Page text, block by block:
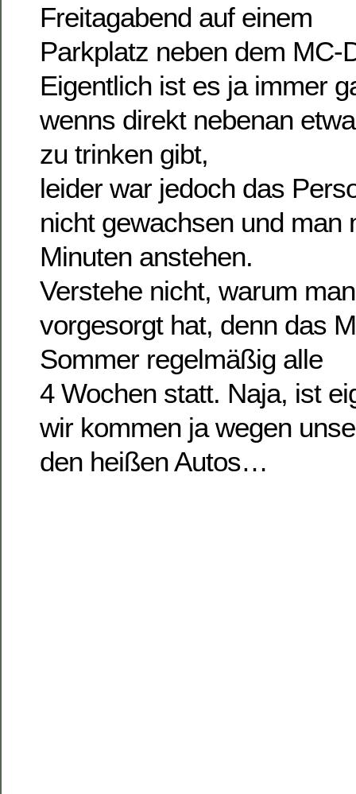
Freitagabend auf einem
Parkplatz neben dem MC-
Eigentlich ist es ja immer
wenns direkt nebenan
zu trinken gibt,
leider war jedoch das
nicht gewachsen und man
Minuten anstehen.
Verstehe nicht, warum
vorgesorgt hat, denn das
Sommer regelmäßig alle
4 Wochen statt. Naja, ist
wir kommen ja wegen
den heißen Autos…